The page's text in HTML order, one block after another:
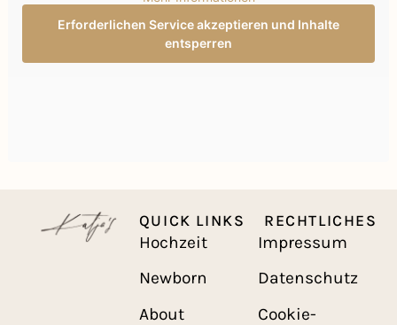
Erforderlichen Service akzeptieren und Inhalte
entsperren
QUICK LINKS
Hochzeit
Newborn
About
RECHTLICHES
Impressum
Datenschutz
Cookie-